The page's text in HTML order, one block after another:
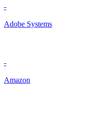
-
Adobe Systems
-
Amazon